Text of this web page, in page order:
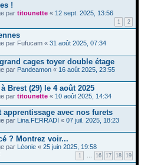
!
par titounette« 12 sept. 2025, 13:56
1 2
par Fufucam« 31 août 2025, 07:34
cages toyer double étage
par Pandeamon« 16 août 2025, 23:55
Brest (29) le 4 août 2025
par titounette« 10 août 2025, 14:34
apprentissage avec nos furets
par Lina.FERRADI « 07 juil. 2025, 18:23
? Montrez voir...
par Léonie« 25 juin 2025, 19:58
1 … 16 17 18 19